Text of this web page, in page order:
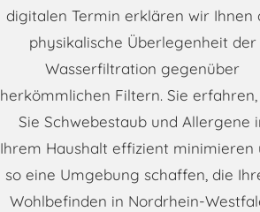
digitalen Termin erklären wir Ihnen
physikalische Überlegenheit der
Wasserfiltration gegenüber
herkömmlichen Filtern. Sie
Sie Schwebestaub und Allergene
Ihrem Haushalt effizient minimieren
so eine Umgebung schaffen, die
Wohlbefinden in Nordrhein-